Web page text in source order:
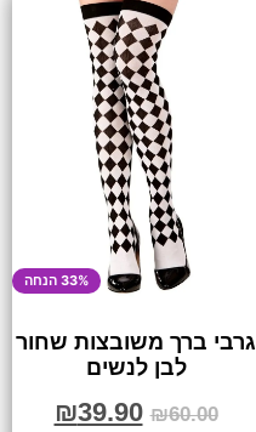
33% הנחה
גרבי ברך משובצות שחור
לבן לנשים
₪60.00
₪39.90